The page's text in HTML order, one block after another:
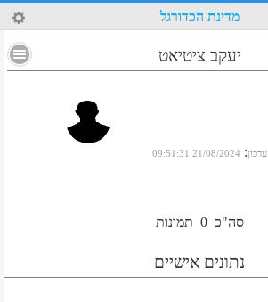
90 מדינת הכדורגל
יעקב ציטיאט
עדכון:
21/08/2024 09:51:31
סה"כ 0 תמונות
נתונים אישיים